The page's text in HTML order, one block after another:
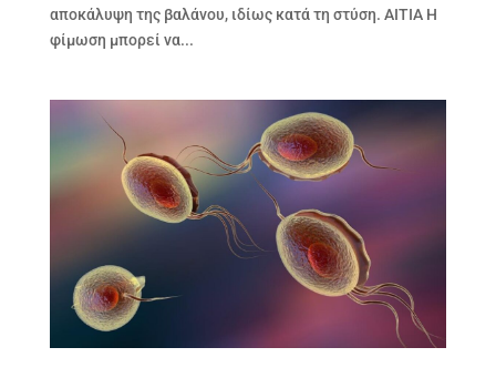
αποκάλυψη της βαλάνου, ιδίως κατά τη στύση. ΑΙΤΙΑ Η
φίμωση μπορεί να...